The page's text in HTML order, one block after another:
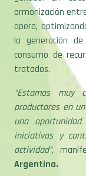
opera,
la generación
consumo de
tratados.
“Estamos muy
productores en
una
iniciativas y
actividad”,
Argentina.
Para 2023,